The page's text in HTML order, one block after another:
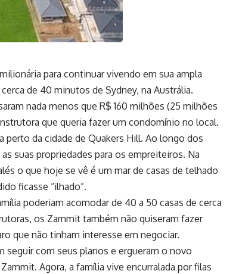
para continuar vivendo em sua ampla
de 40 minutos de Sydney, na Austrália.
nada menos que R$ 160 milhões (25 milhões
que queria fazer um condomínio no local.
perto da cidade de Quakers Hill. Ao longo dos
suas propriedades para os empreiteiros. Na
o que hoje se vê é um mar de casas de telhado
ficasse “ilhado”.
poderiam acomodar de 40 a 50 casas de cerca
os Zammit também não quiseram fazer
que não tinham interesse em negociar.
com seus planos e ergueram o novo
Agora, a família vive encurralada por filas